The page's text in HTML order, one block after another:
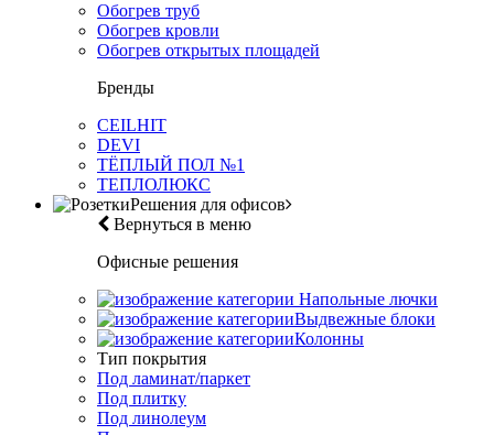
Обогрев труб
Обогрев кровли
Обогрев открытых площадей
Бренды
CEILHIT
DEVI
ТЁПЛЫЙ ПОЛ №1
ТЕПЛОЛЮКС
Решения для офисов
Вернуться в меню
Офисные решения
Напольные лючки
Выдвежные блоки
Колонны
Тип покрытия
Под ламинат/паркет
Под плитку
Под линолеум